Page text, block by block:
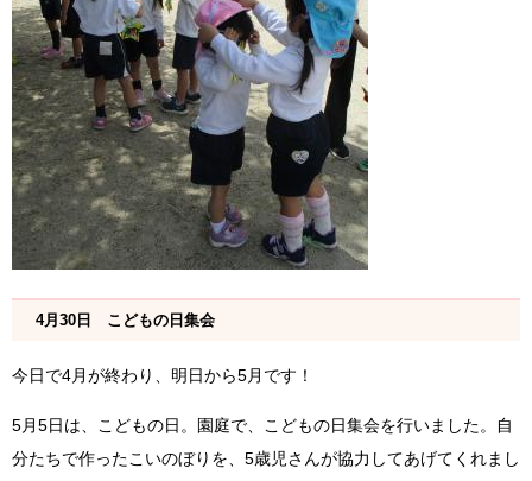
4月30日 こどもの日集会
今日で4月が終わり、明日から5月です！
5月5日は、こどもの日。園庭で、こどもの日集会を行いました。自
分たちで作ったこいのぼりを、5歳児さんが協力してあげてくれまし